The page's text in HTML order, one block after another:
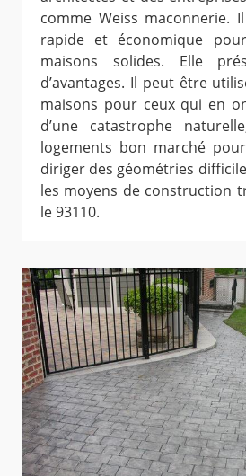
comme Weiss maconnerie.
rapide et économique
maisons solides. Elle
d’avantages. Il peut être
maisons pour ceux qui en
d’une catastrophe
logements bon marché
diriger des géométries
les moyens de construction
le 93110.